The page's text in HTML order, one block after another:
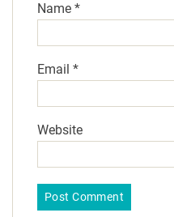
Name *
Email *
Website